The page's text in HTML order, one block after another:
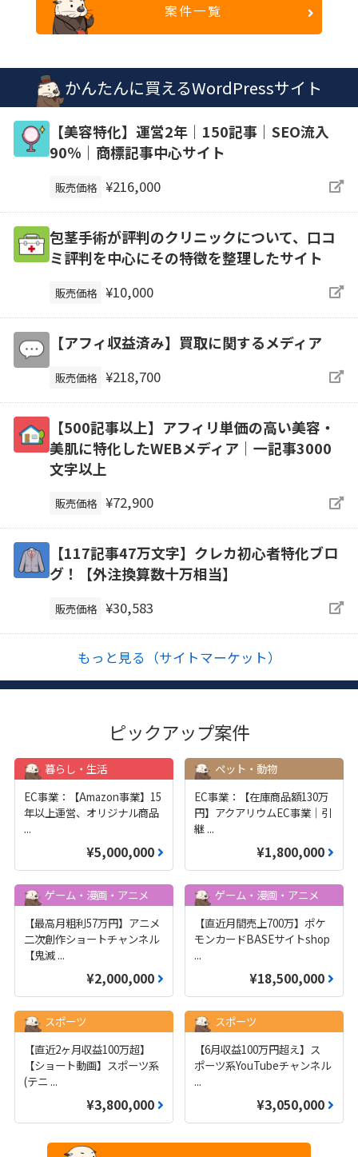
案件一覧
かんたんに買えるWordPressサイト
【美容特化】運営2年｜150記事｜SEO流入
90％｜商標記事中心サイト
販売価格 ¥216,000
包茎手術が評判のクリニックについて、口コ
ミ評判を中心にその特徴を整理したサイト
販売価格 ¥10,000
【アフィ収益済み】買取に関するメディア
販売価格 ¥218,700
【500記事以上】アフィリ単価の高い美容・
美肌に特化したWEBメディア｜一記事3000
文字以上
販売価格 ¥72,900
【117記事47万文字】クレカ初心者特化ブロ
グ！【外注換算数十万相当】
販売価格 ¥30,583
もっと見る（サイトマーケット）
ピックアップ案件
暮らし・生活
EC事業：【Amazon事業】15
年以上運営、オリジナル商品
...
¥5,000,000
ペット・動物
EC事業：【在庫商品額130万
円】アクアリウムEC事業｜引
継 ...
¥1,800,000
ゲーム・漫画・アニメ
【最高月粗利57万円】アニメ
二次創作ショートチャンネル
【鬼滅 ...
¥2,000,000
ゲーム・漫画・アニメ
【直近月間売上700万】ポケ
モンカードBASEサイトshop
...
¥18,500,000
スポーツ
【直近2ヶ月収益100万超】
【ショート動画】スポーツ系
(テニ ...
¥3,800,000
スポーツ
【6月収益100万円超え】ス
ポーツ系YouTubeチャンネル
...
¥3,050,000